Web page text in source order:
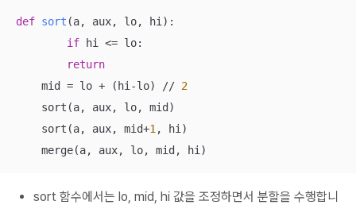
def sort (a, aux, lo, hi ):
if hi <= lo:
return
    mid = lo + (hi-lo) //
2
    sort(a, aux, lo, mid)
    sort(a, aux, mid+
1 , hi)
    merge(a, aux, lo, mid, hi)
sort 함수에서는 lo, mid, hi 값을 조정하면서 분할을 수행합니